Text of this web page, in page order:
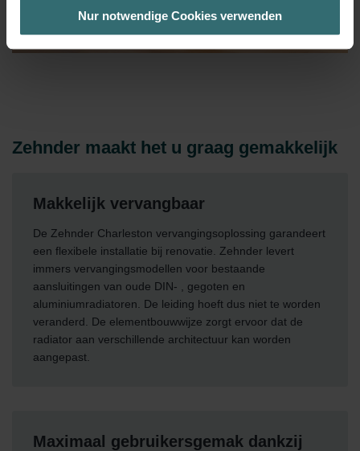
bestmögliche Nutzererfahrung zu ermöglichen und Ihnen
Zehnder Group België nv/sa: Déclarations de confidentialité
Zehnder Group France: Protection des données
Zehnder Group Italia S.r.l.: Privacy
Zehnder Group İç Mekan İklimlendirme Sanayi ve Ticaret
Limitet Şirketi: Web Sitesi Çerezleri
Zehnder Group Nederland bv: Privacyverklaringen
Zehnder Group Sales International: Privacy Policy
Zehnder Group Schweiz AG: Datenschutz
Zehnder Polska Sp. z o.o.: Oświadczenie o ochronie
danych Zehnder
Nur notwendige Cookies verwenden
Zehnder maakt het u graag gemakkelijk
Makkelijk vervangbaar
De Zehnder Charleston vervangingsoplossing garandeert
een flexibele installatie bij renovatie. Zehnder levert
immers vervangingsmodellen voor bestaande
aansluitingen van oude DIN- , gegoten en
aluminiumradiatoren. De leiding hoeft dus niet te worden
veranderd. De elementbouwwijze zorgt ervoor dat de
radiator aan verschillende architectuur kan worden
aangepast.
Maximaal gebruikersgemak dankzij